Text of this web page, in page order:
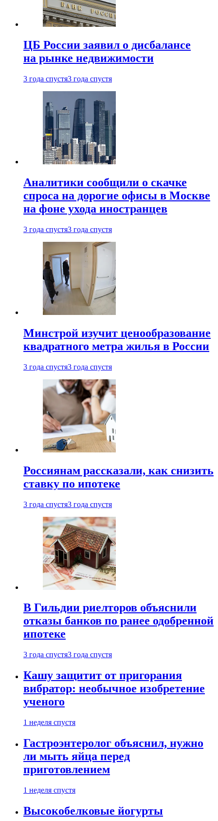
ЦБ России заявил о дисбалансе
на рынке недвижимости
3 года спустя3 года спустя
Аналитики сообщили о скачке
спроса на дорогие офисы в Москве
на фоне ухода иностранцев
3 года спустя3 года спустя
Минстрой изучит ценообразование
квадратного метра жилья в России
3 года спустя3 года спустя
Россиянам рассказали, как снизить
ставку по ипотеке
3 года спустя3 года спустя
В Гильдии риелторов объяснили
отказы банков по ранее одобренной
ипотеке
3 года спустя3 года спустя
Кашу защитит от пригорания
вибратор: необычное изобретение
ученого
1 неделя спустя
Гастроэнтеролог объяснил, нужно
ли мыть яйца перед
приготовлением
1 неделя спустя
Высокобелковые йогурты